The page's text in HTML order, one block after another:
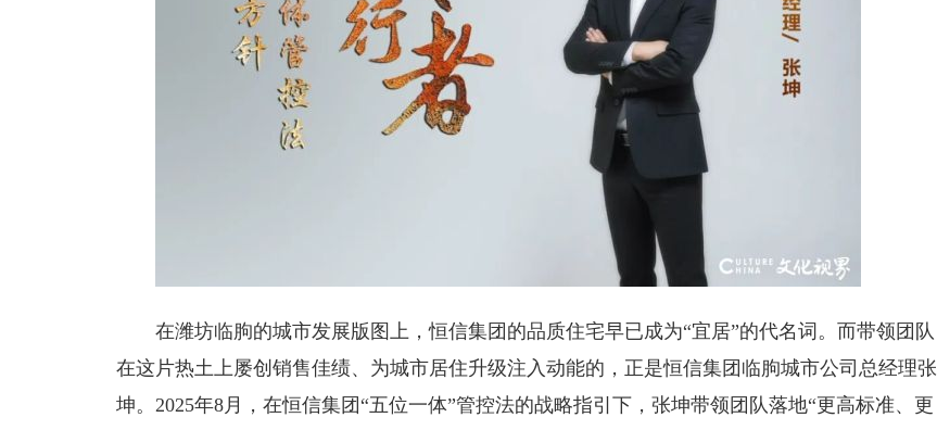
在潍坊临朐的城市发展版图上，恒信集团的品质住宅早已成为“宜居”的代名词。而带领团队
在这片热土上屡创销售佳绩、为城市居住升级注入动能的，正是恒信集团临朐城市公司总经理张
坤。2025年8月，在恒信集团“五位一体”管控法的战略指引下，张坤带领团队落地“更高标准、更